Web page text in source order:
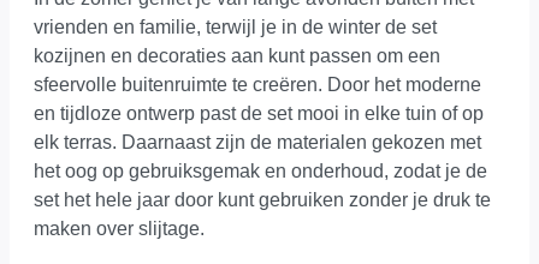
vrienden en familie, terwijl je in de winter de set
kozijnen en decoraties aan kunt passen om een
sfeervolle buitenruimte te creëren. Door het moderne
en tijdloze ontwerp past de set mooi in elke tuin of op
elk terras. Daarnaast zijn de materialen gekozen met
het oog op gebruiksgemak en onderhoud, zodat je de
set het hele jaar door kunt gebruiken zonder je druk te
maken over slijtage.